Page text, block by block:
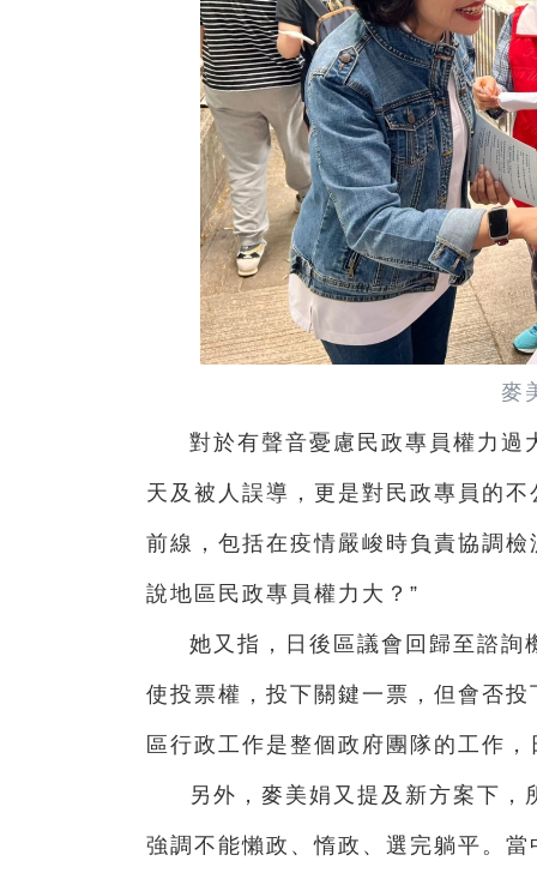
麥
對於有聲音憂慮民政專員權力過
天及被人誤導，更是對民政專員的
前線，包括在疫情嚴峻時負責協調
說地區民政專員權力大？”
她又指，日後區議會回歸至諮詢
使投票權，投下關鍵一票，但會否
區行政工作是整個政府團隊的工作
另外，麥美娟又提及新方案下
強調不能懶政、惰政、選完躺平。